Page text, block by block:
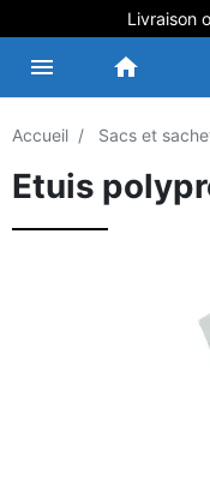
Livraison
menu home
Accueil Sacs et
Etuis